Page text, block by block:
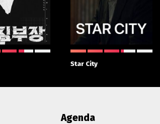
Star City
Agenda